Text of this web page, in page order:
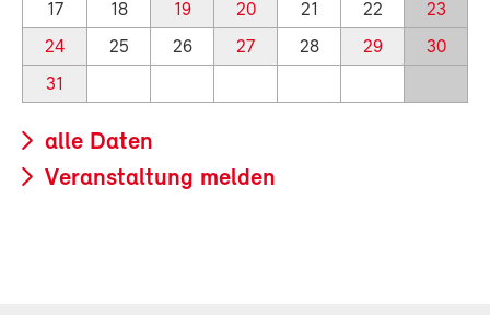
17
18 19 20 21 22
23
24
25 26 27 28 29
30
31
alle Daten
Veranstaltung melden